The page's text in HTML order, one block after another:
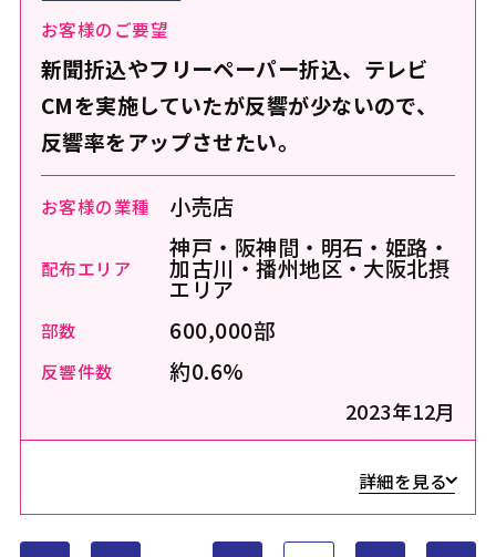
お客様のご要望
新聞折込やフリーペーパー折込、テレビ
CMを実施していたが反響が少ないので、
反響率をアップさせたい。
お客様の業種 小売店
配布エリア
神戸・阪神間・明石・姫路・
加古川・播州地区・大阪北摂
エリア
部数 600,000部
反響件数 約0.6%
2023年12月
詳細を見る